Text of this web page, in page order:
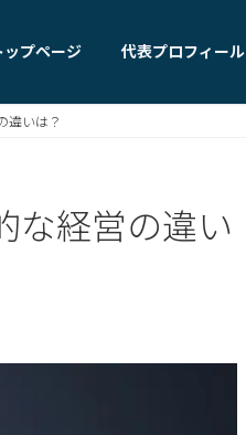
ップページ 代表プロフィール
違いは？
な経営の違い